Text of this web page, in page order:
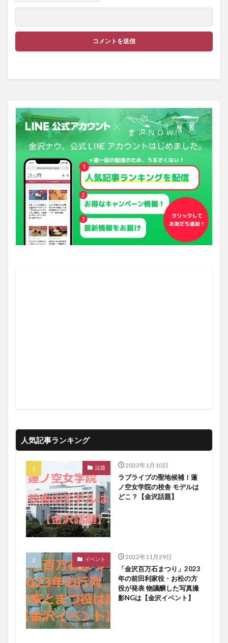
人気記事ランキング
話題 2023年1月10日
ラブライブの聖地候補！蓮
ノ空女学院の校舎 モデルは
どこ？【金沢話題】
イベント 2022年11月29日
「金沢百万石まつり」2023
年の前田利家役・お松の方
役が発表 物議醸した写真撮
影NGは【金沢イベント】